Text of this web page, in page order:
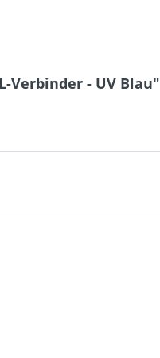
Verbinder - UV Blau"